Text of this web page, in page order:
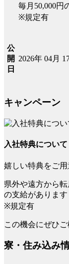
毎月50,000円
※規定有
公
開
日
2026年 04月
キャンペーン
入社特典について
嬉しい特典をご用
県外や遠方から
の支給があります
※規定有
この機会にぜひ
寮・住み込み